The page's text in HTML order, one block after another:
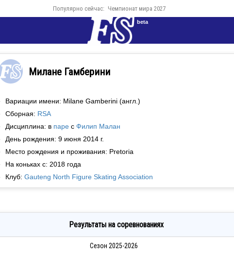
Популярно сейчас: Чемпионат мира 2027
beta
Милане Гамберини
Вариации имени: Milane Gamberini (англ.)
Сборная: RSA
Дисциплина: в парес Филип Малан
День рождения: 9 июня 2014 г.
Место рождения и проживания: Pretoria
На коньках с: 2018 года
Клуб: Gauteng North Figure Skating Association
Результаты на соревнованиях
Сезон 2025-2026